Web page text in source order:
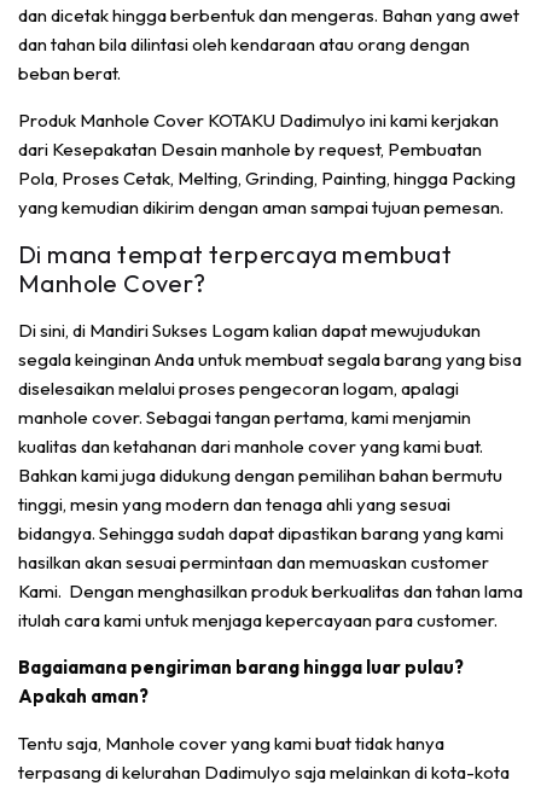
dan dicetak hingga berbentuk dan mengeras. Bahan yang awet
dan tahan bila dilintasi oleh kendaraan atau orang dengan
beban berat.
Produk Manhole Cover KOTAKU Dadimulyo ini kami kerjakan
dari Kesepakatan Desain manhole by request, Pembuatan
Pola, Proses Cetak, Melting, Grinding, Painting, hingga Packing
yang kemudian dikirim dengan aman sampai tujuan pemesan.
Di mana tempat terpercaya membuat
Manhole Cover?
Di sini, di Mandiri Sukses Logam kalian dapat mewujudukan
segala keinginan Anda untuk membuat segala barang yang bisa
diselesaikan melalui proses pengecoran logam, apalagi
manhole cover. Sebagai tangan pertama, kami menjamin
kualitas dan ketahanan dari manhole cover yang kami buat.
Bahkan kami juga didukung dengan pemilihan bahan bermutu
tinggi, mesin yang modern dan tenaga ahli yang sesuai
bidangya. Sehingga sudah dapat dipastikan barang yang kami
hasilkan akan sesuai permintaan dan memuaskan customer
Kami. Dengan menghasilkan produk berkualitas dan tahan lama
itulah cara kami untuk menjaga kepercayaan para customer.
Bagaiamana pengiriman barang hingga luar pulau?
Apakah aman?
Tentu saja, Manhole cover yang kami buat tidak hanya
terpasang di kelurahan Dadimulyo saja melainkan di kota-kota